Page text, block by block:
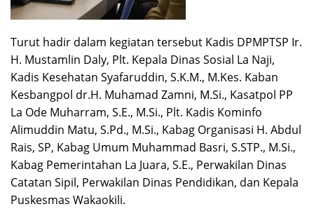
Turut hadir dalam kegiatan tersebut Kadis DPMPTSP Ir.
H. Mustamlin Daly, Plt. Kepala Dinas Sosial La Naji,
Kadis Kesehatan Syafaruddin, S.K.M., M.Kes. Kaban
Kesbangpol dr.H. Muhamad Zamni, M.Si., Kasatpol PP
La Ode Muharram, S.E., M.Si., Plt. Kadis Kominfo
Alimuddin Matu, S.Pd., M.Si., Kabag Organisasi H. Abdul
Rais, SP, Kabag Umum Muhammad Basri, S.STP., M.Si.,
Kabag Pemerintahan La Juara, S.E., Perwakilan Dinas
Catatan Sipil, Perwakilan Dinas Pendidikan, dan Kepala
Puskesmas Wakaokili.